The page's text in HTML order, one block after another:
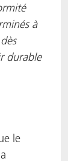
à
durable
le